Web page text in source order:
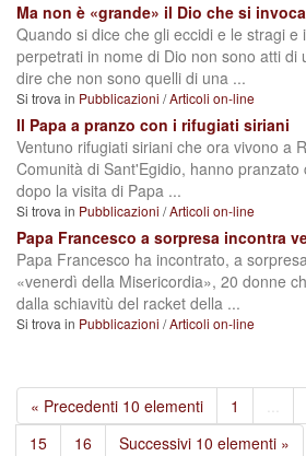
Ma non è «grande» il Dio che si
Quando si dice che gli eccidi e le stragi e
perpetrati in nome di Dio non sono atti di
dire che non sono quelli di una ...
Si trova in Pubblicazioni /Articoli on-line
Il Papa a pranzo con i rifugiati siriani
Ventuno rifugiati siriani che ora vivono a
Comunità di Sant'Egidio, hanno pranzato
dopo la visita di Papa ...
Si trova in Pubblicazioni /Articoli on-line
Papa Francesco a sorpresa incontra
Papa Francesco ha incontrato, a
«venerdì della Misericordia», 20 donne
dalla schiavitù del racket della ...
Si trova in Pubblicazioni /Articoli on-line
« Precedenti 10 elementi 1
15
16 Successivi 10 elementi »